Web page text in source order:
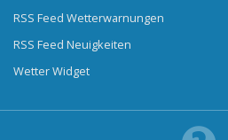
RSS Feed Wetterwarnungen
RSS Feed Neuigkeiten
Wetter Widget